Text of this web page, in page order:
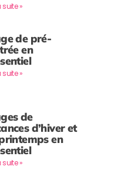
suite »
de pré-
en
suite »
de
d’hiver et
en
suite »